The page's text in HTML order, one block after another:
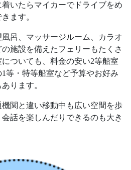
いたらマイカーでドライブをめ
ます。
呂、マッサージルーム、カラオ
施設を備えたフェリーもたくさ
ついても、料金の安い2等船室
等・特等船室など予算やお好み
ります。
関と違い移動中も広い空間を歩
話を楽しんだりできるのも大き